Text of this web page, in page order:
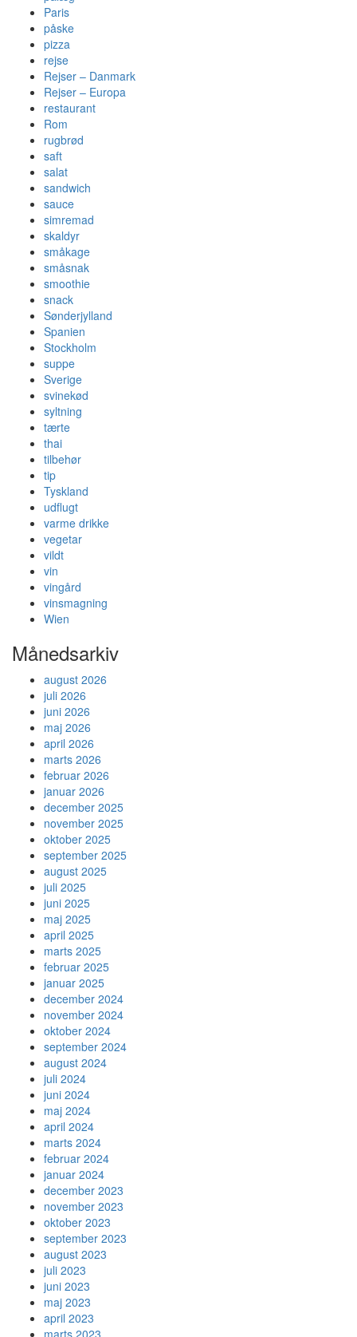
Paris
påske
pizza
rejse
Rejser – Danmark
Rejser – Europa
restaurant
Rom
rugbrød
saft
salat
sandwich
sauce
simremad
skaldyr
småkage
småsnak
smoothie
snack
Sønderjylland
Spanien
Stockholm
suppe
Sverige
svinekød
syltning
tærte
thai
tilbehør
tip
Tyskland
udflugt
varme drikke
vegetar
vildt
vin
vingård
vinsmagning
Wien
Månedsarkiv
august 2026
juli 2026
juni 2026
maj 2026
april 2026
marts 2026
februar 2026
januar 2026
december 2025
november 2025
oktober 2025
september 2025
august 2025
juli 2025
juni 2025
maj 2025
april 2025
marts 2025
februar 2025
januar 2025
december 2024
november 2024
oktober 2024
september 2024
august 2024
juli 2024
juni 2024
maj 2024
april 2024
marts 2024
februar 2024
januar 2024
december 2023
november 2023
oktober 2023
september 2023
august 2023
juli 2023
juni 2023
maj 2023
april 2023
marts 2023